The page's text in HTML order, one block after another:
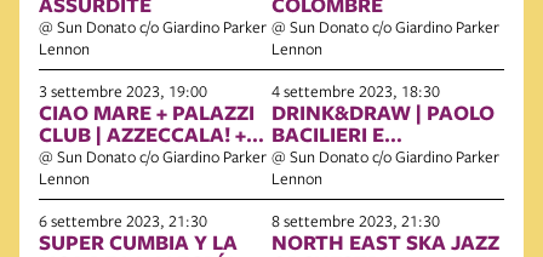
@ Sun Donato c/o Giardino Parker
Lennon
@ Sun Donato c/o Giardino Parker
Lennon
3 settembre 2023, 19:00
CIAO MARE + PALAZZI
CLUB | AZZECCALA! +
DJ SET
@ Sun Donato c/o Giardino Parker
Lennon
4 settembre 2023, 18:30
DRINK&DRAW | PAOLO
BACILIERI E
ALESSANDRO TOTA
@ Sun Donato c/o Giardino Parker
Lennon
6 settembre 2023, 21:30
SUPER CUMBIA Y LA
8 settembre 2023, 21:30
NORTH EAST SKA JAZZ